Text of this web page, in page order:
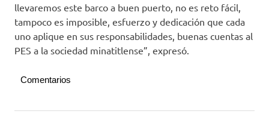
llevaremos este barco a buen puerto, no es reto fácil,
tampoco es imposible, esfuerzo y dedicación que cada
uno aplique en sus responsabilidades, buenas cuentas al
PES a la sociedad minatitlense”, expresó.
Comentarios